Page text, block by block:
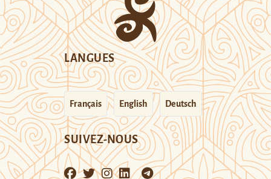
LANGUES
Français English Deutsch
SUIVEZ-NOUS